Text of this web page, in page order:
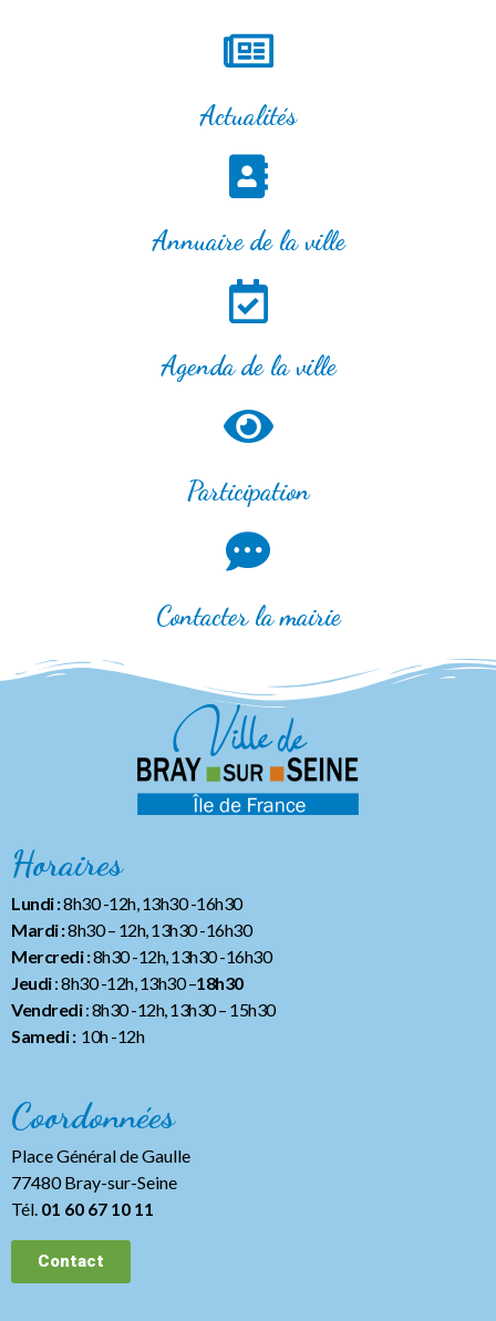
Actualités
Annuaire de la ville
Agenda de la ville
Participation
Contacter la mairie
Horaires
Lundi :8h30 -12h, 13h30 -16h30
Mardi :8h30 – 12h, 13h30 -16h30
Mercredi :8h30 -12h, 13h30 -16h30
Jeudi: 8h30 -12h, 13h30 –18h30
Vendredi: 8h30 -12h, 13h30– 15h30
Samedi :10h -12h
Coordonnées
Place Général de Gaulle
77480 Bray-sur-Seine
Tél. 01 60 67 10 11
Contact